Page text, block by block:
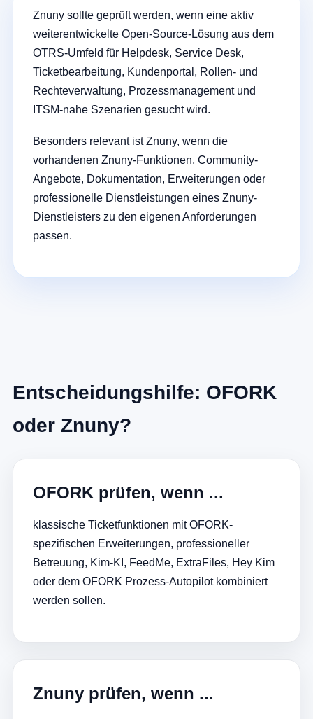
Znuny sollte geprüft werden, wenn eine aktiv
weiterentwickelte Open-Source-Lösung aus dem
OTRS-Umfeld für Helpdesk, Service Desk,
Ticketbearbeitung, Kundenportal, Rollen- und
Rechteverwaltung, Prozessmanagement und
ITSM-nahe Szenarien gesucht wird.
Besonders relevant ist Znuny, wenn die
vorhandenen Znuny-Funktionen, Community-
Angebote, Dokumentation, Erweiterungen oder
professionelle Dienstleistungen eines Znuny-
Dienstleisters zu den eigenen Anforderungen
passen.
Entscheidungshilfe: OFORK
oder Znuny?
OFORK prüfen, wenn ...
klassische Ticketfunktionen mit OFORK-
spezifischen Erweiterungen, professioneller
Betreuung, Kim-KI, FeedMe, ExtraFiles, Hey Kim
oder dem OFORK Prozess-Autopilot kombiniert
werden sollen.
Znuny prüfen, wenn ...